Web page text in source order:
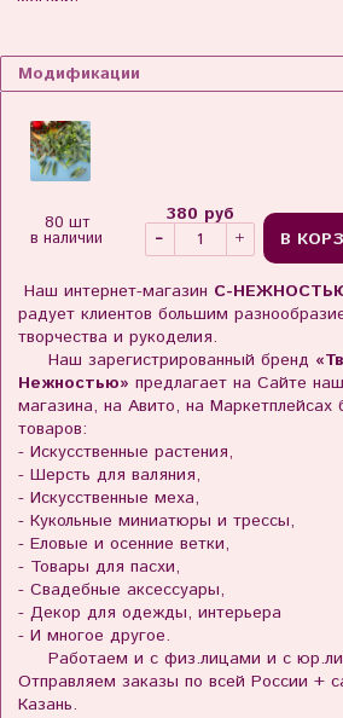
Модификации
80 шт
в наличии
380 руб
В
Наш интернет-магазин С-
радует клиентов большим
творчества и рукоделия.
Наш зарегистрированный бренд
Нежностью» предлагает на Сайте
магазина, на Авито, на Маркетплейсах
товаров:
- Искусственные растения,
- Шерсть для валяния,
- Искусственные меха,
- Кукольные миниатюры и трессы,
- Еловые и осенние ветки,
- Товары для пасхи,
- Свадебные аксессуары,
- Декор для одежды, интерьера
- И многое другое.
Работаем и с физ.лицами и с
Отправляем заказы по всей России +
Казань.